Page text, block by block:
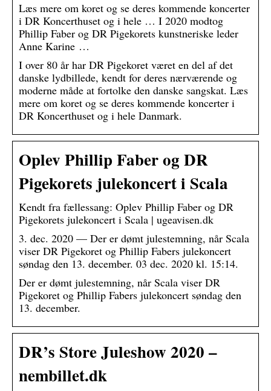
Læs mere om koret og se deres kommende koncerter
i DR Koncerthuset og i hele … I 2020 modtog
Phillip Faber og DR Pigekorets kunstneriske leder
Anne Karine …
I over 80 år har DR Pigekoret været en del af det
danske lydbillede, kendt for deres nærværende og
moderne måde at fortolke den danske sangskat. Læs
mere om koret og se deres kommende koncerter i
DR Koncerthuset og i hele Danmark.
Oplev Phillip Faber og DR
Pigekorets julekoncert i Scala
Kendt fra fællessang: Oplev Phillip Faber og DR
Pigekorets julekoncert i Scala | ugeavisen.dk
3. dec. 2020 — Der er dømt julestemning, når Scala
viser DR Pigekoret og Phillip Fabers julekoncert
søndag den 13. december. 03 dec. 2020 kl. 15:14.
Der er dømt julestemning, når Scala viser DR
Pigekoret og Phillip Fabers julekoncert søndag den
13. december.
DR’s Store Juleshow 2020 –
nembillet.dk